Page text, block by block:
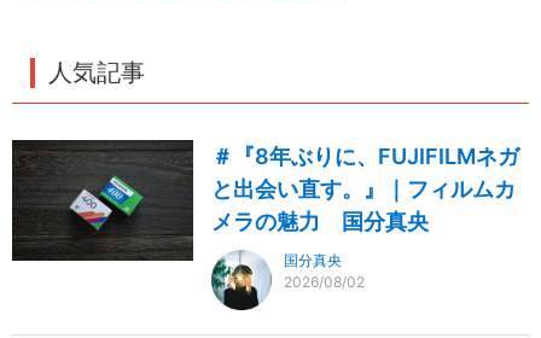
人気記事
＃『8年ぶりに、FUJIFILMネガ
と出会い直す。』｜フィルムカ
メラの魅力 国分真央
国分真央
2026/08/02